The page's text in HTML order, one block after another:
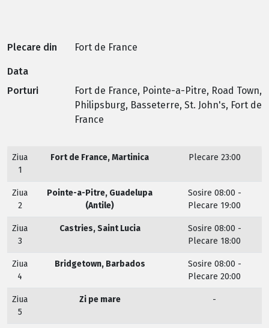
Plecare din Fort de France
Data
Porturi
Fort de France, Pointe-a-Pitre, Road Town,
Philipsburg, Basseterre, St. John's, Fort de
France
Ziua
1
Fort de France, Martinica Plecare 23:00
Ziua
2
Pointe-a-Pitre, Guadelupa
(Antile)
Sosire 08:00 -
Plecare 19:00
Ziua
3
Castries, Saint Lucia
Sosire 08:00 -
Plecare 18:00
Ziua
4
Bridgetown, Barbados
Sosire 08:00 -
Plecare 20:00
Ziua
5
Zi pe mare -